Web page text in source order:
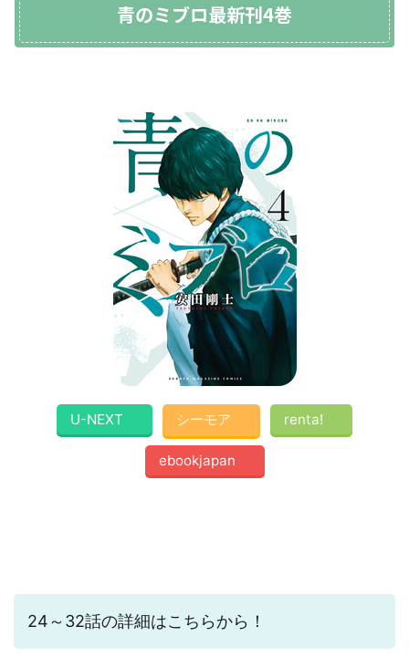
青のミブロ最新刊4巻
U-NEXT シーモア renta!
ebookjapan
24～32話の詳細はこちらから！